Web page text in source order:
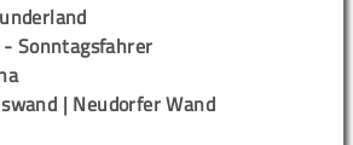
Sonntagsfahrer
| Neudorfer Wand